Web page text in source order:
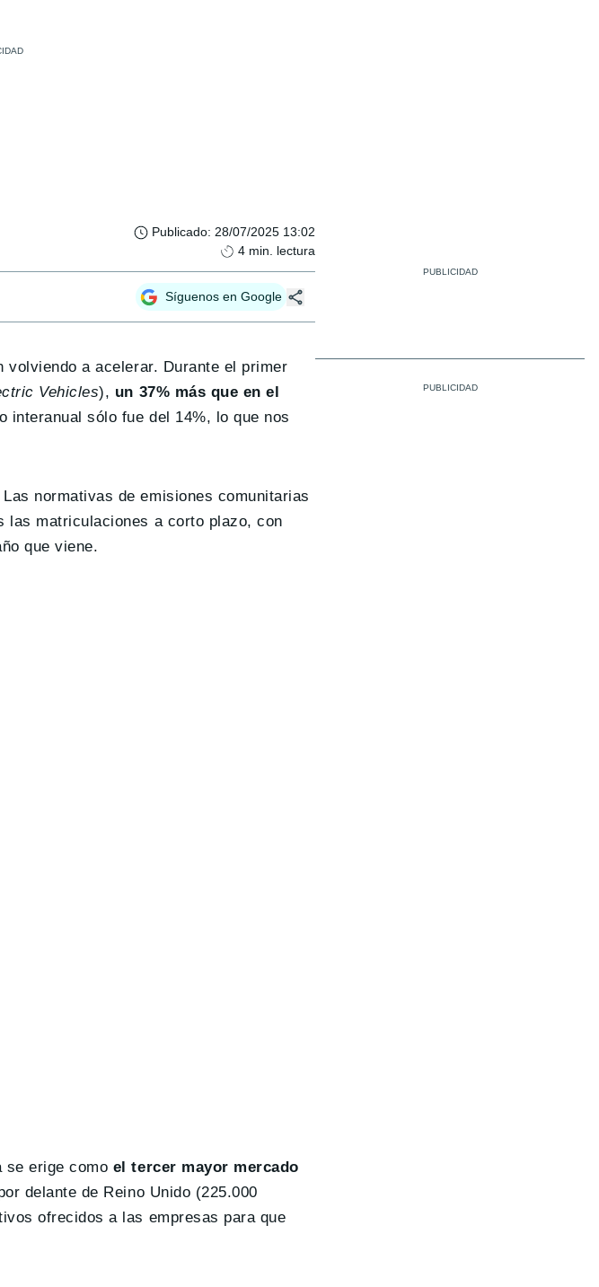
Publicado: 28/07/2025 13:02
4 min. lectura
Síguenos en Google
a acelerar. Durante el primer
Vehicles), un 37% más que en el
interanual sólo fue del 14%, lo que nos
normativas de emisiones comunitarias
las matriculaciones a corto plazo, con
que viene.
se erige como el tercer mayor mercado
delante de Reino Unido (225.000
ofrecidos a las empresas para que